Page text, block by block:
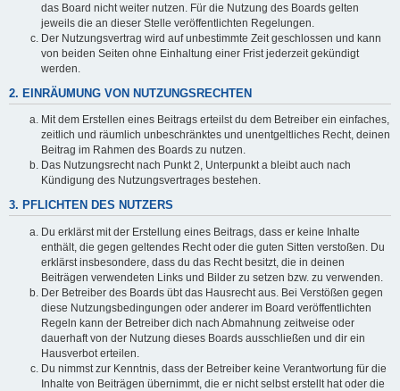
das Board nicht weiter nutzen. Für die Nutzung des Boards gelten
jeweils die an dieser Stelle veröffentlichten Regelungen.
Der Nutzungsvertrag wird auf unbestimmte Zeit geschlossen und kann
von beiden Seiten ohne Einhaltung einer Frist jederzeit gekündigt
werden.
2. EINRÄUMUNG VON NUTZUNGSRECHTEN
Mit dem Erstellen eines Beitrags erteilst du dem Betreiber ein einfaches,
zeitlich und räumlich unbeschränktes und unentgeltliches Recht, deinen
Beitrag im Rahmen des Boards zu nutzen.
Das Nutzungsrecht nach Punkt 2, Unterpunkt a bleibt auch nach
Kündigung des Nutzungsvertrages bestehen.
3. PFLICHTEN DES NUTZERS
Du erklärst mit der Erstellung eines Beitrags, dass er keine Inhalte
enthält, die gegen geltendes Recht oder die guten Sitten verstoßen. Du
erklärst insbesondere, dass du das Recht besitzt, die in deinen
Beiträgen verwendeten Links und Bilder zu setzen bzw. zu verwenden.
Der Betreiber des Boards übt das Hausrecht aus. Bei Verstößen gegen
diese Nutzungsbedingungen oder anderer im Board veröffentlichten
Regeln kann der Betreiber dich nach Abmahnung zeitweise oder
dauerhaft von der Nutzung dieses Boards ausschließen und dir ein
Hausverbot erteilen.
Du nimmst zur Kenntnis, dass der Betreiber keine Verantwortung für die
Inhalte von Beiträgen übernimmt, die er nicht selbst erstellt hat oder die